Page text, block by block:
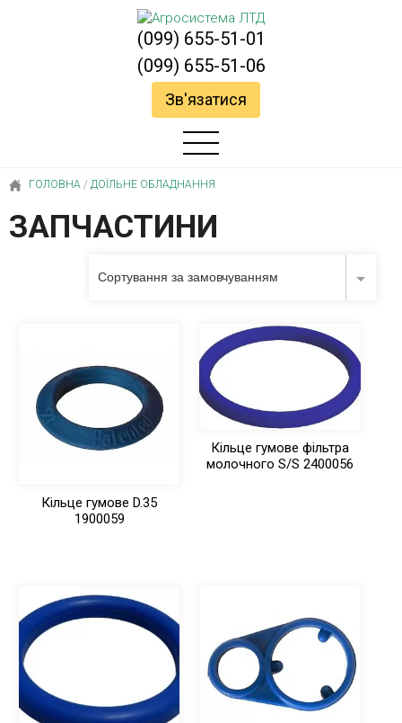
(099) 655-51-01
(099) 655-51-06
Зв'язатися
ГОЛОВНА / ДОЇЛЬНЕ ОБЛАДНАННЯ
ЗАПЧАСТИНИ
Сортування за замовчуванням
Кільце гумове D.35
1900059
Кільце гумове фільтра
молочного S/S 2400056